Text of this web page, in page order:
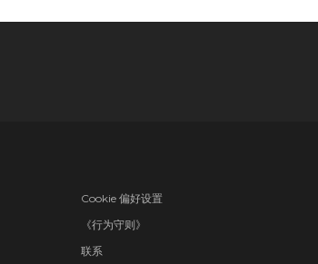
Cookie 偏好设置
《行为守则》
联系